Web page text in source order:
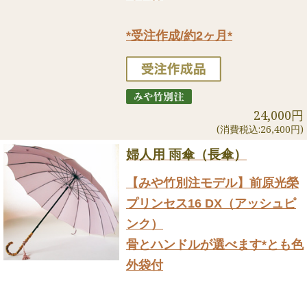
*受注作成/約2ヶ月*
24,000円
(消費税込:26,400円)
婦人用 雨傘（長傘）
【みや竹別注モデル】前原光榮
プリンセス16 DX（アッシュピ
ンク）
骨とハンドルが選べます*とも色
外袋付